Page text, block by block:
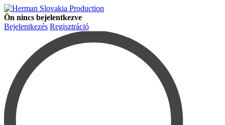
Ön nincs bejelentkezve
Bejelentkezés Regisztráció